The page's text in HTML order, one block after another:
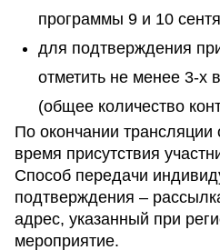
программы 9 и 10
для подтверждения
отметить не менее 3-х
(общее количество
По окончании трансляции
время присутствия
Способ передачи
подтверждения –
адрес, указанный при
мероприятие.